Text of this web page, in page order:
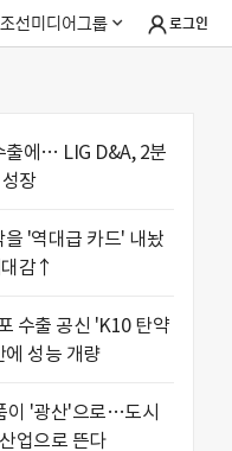
조선미디어그룹 로그인